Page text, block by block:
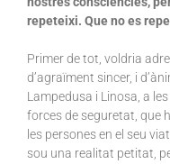
repeteixi. Que no es
Primer de tot, voldria
d’agraïment sincer, i
Lampedusa i Linosa, a
forces de seguretat, que
les persones en el seu
sou una realitat petitat,